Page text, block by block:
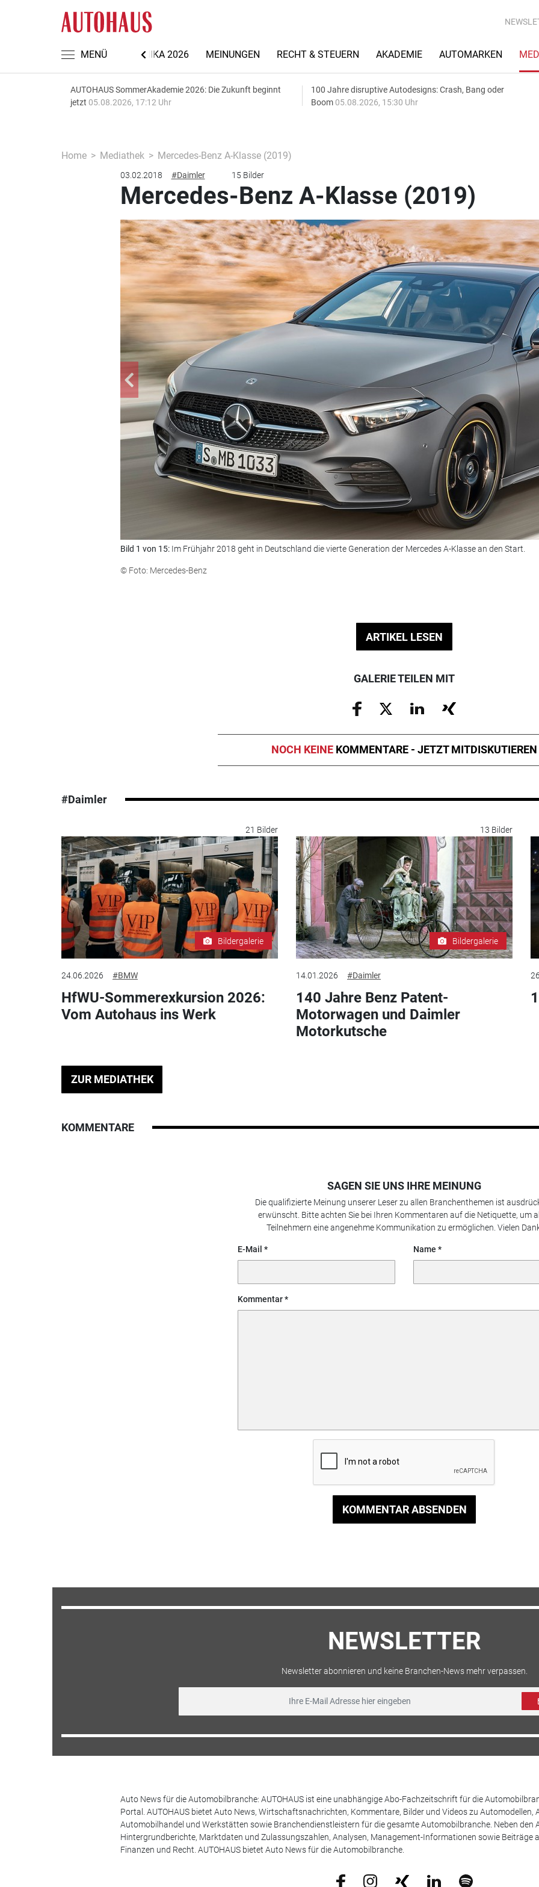
MENÜ
NACHRICHTEN AUTOMECHANIKA 2026 MEINUNGEN RECHT & STEUERN AKADEMIE AUTOMARKEN
AUTOHAUS SommerAkademie 2026: Die Zukunft beginnt
jetzt 05.08.2026, 17:12 Uhr
100 Jahre disruptive Autodesigns: Crash, Bang oder
Boom 05.08.2026, 15:30 Uhr
Home Mediathek Mercedes-Benz A-Klasse (2019)
03.02.2018 #Daimler 15 Bilder
Mercedes-Benz A-Klasse (2019)
Bild 1 von 15: Im Frühjahr 2018 geht in Deutschland die vierte Generation der Mercedes A-Klasse an den Start.
© Foto: Mercedes-Benz
ARTIKEL LESEN
GALERIE TEILEN MIT
NOCH KEINE KOMMENTARE - JETZT MITDISKUTIEREN
#Daimler
21 Bilder
Bildergalerie
24.06.2026 #BMW
HfWU-Sommerexkursion 2026:
Vom Autohaus ins Werk
13 Bilder
Bildergalerie
14.01.2026 #Daimler
140 Jahre Benz Patent-
Motorwagen und Daimler
Motorkutsche
ZUR MEDIATHEK
KOMMENTARE
SAGEN SIE UNS IHRE MEINUNG
Die qualifizierte Meinung unserer Leser zu allen Branchenthemen ist
erwünscht. Bitte achten Sie bei Ihren Kommentaren auf die Netiquette, um
Teilnehmern eine angenehme Kommunikation zu ermöglichen. Vielen
E-Mail Name
Kommentar
KOMMENTAR ABSENDEN
NEWSLETTER
Newsletter abonnieren und keine Branchen-News mehr verpassen.
Auto News für die Automobilbranche: AUTOHAUS ist eine unabhängige Abo-Fachzeitschrift für die
Portal. AUTOHAUS bietet Auto News, Wirtschaftsnachrichten, Kommentare, Bilder und Videos zu
Automobilhandel und Werkstätten sowie Branchendienstleistern für die gesamte Automobilbranche. Neben den
Hintergrundberichte, Marktdaten und Zulassungszahlen, Analysen, Management-Informationen sowie Beiträge
Finanzen und Recht. AUTOHAUS bietet Auto News für die Automobilbranche.